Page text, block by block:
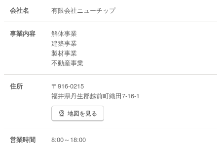
会社名 有限会社ニューチップ
事業内容
解体事業
建築事業
製材事業
不動産事業
住所
〒916-0215
福井県丹生郡越前町織田7-16-1
地図を見る
営業時間 8:00～18:00